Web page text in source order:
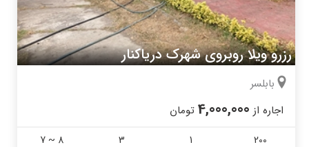
رزرو ویلا روبروی شهرک دریاکنار
بابلسر
اجاره از 4,000,000 تومان
200
1
3
7 ~ 8